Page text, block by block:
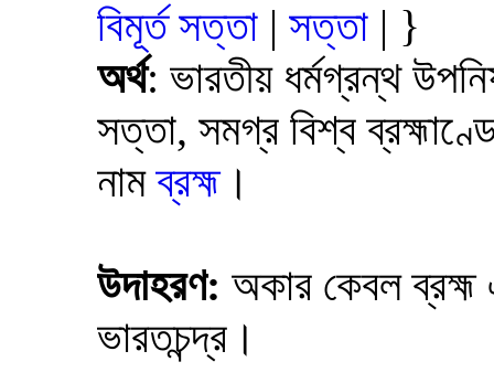
বিমূর্ত সত্তা | সত্তা | }
অর্থ: ভারতীয় ধর্মগ্রন্থ
সত্তা, সমগ্র বিশ্ব
নামব্রহ্ম।
উদাহরণ: অকার কেবল
ভারতচন্দ্র।